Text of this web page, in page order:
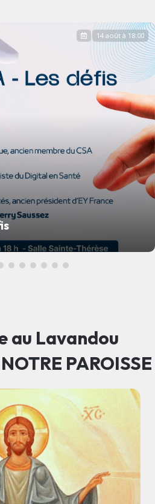
14 août à 18:00
au Lavandou
PAROISSE